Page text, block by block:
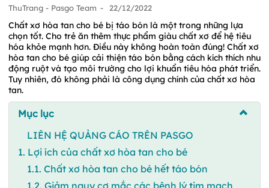
ThuTrang - Pasgo Team - 22/12/2022
Chất xơ hòa tan cho bé bị táo bón là một trong những lựa
chọn tốt. Cho trẻ ăn thêm thực phẩm giàu chất xơ để hệ tiêu
hóa khỏe mạnh hơn. Điều này không hoàn toàn đúng! Chất xơ
hòa tan cho bé giúp cải thiện táo bón bằng cách kích thích nhu
động ruột và tạo môi trường cho lợi khuẩn tiêu hóa phát triển.
Tuy nhiên, đó không phải là công dụng chính của chất xơ hòa
tan.
Mục lục
LIÊN HỆ QUẢNG CÁO TRÊN PASGO
1. Lợi ích của chất xơ hòa tan cho bé
1.1. Chất xơ hòa tan cho bé hết táo bón
1.2. Giảm nguy cơ mắc các bệnh lý tim mạch